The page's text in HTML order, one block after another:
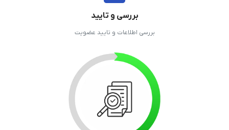
بررسی و تایید
بررسی اطلاعات و تایید عضویت